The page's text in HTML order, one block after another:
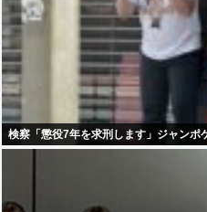
検察「懲役7年を求刑します」ジャンポ